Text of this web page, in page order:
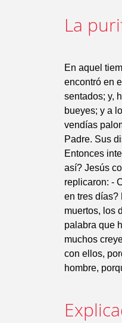
La
En aquel
encontró en
sentados; y,
bueyes; y a
vendías
Padre. Sus
Entonces
así? Jesús
replicaron: -
en tres días?
muertos, los
palabra que
muchos
con ellos,
hombre,